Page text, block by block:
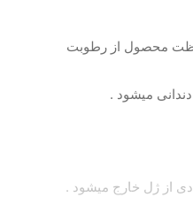
محصول از رطوبت
میشود .
از ژل خارج میشود .